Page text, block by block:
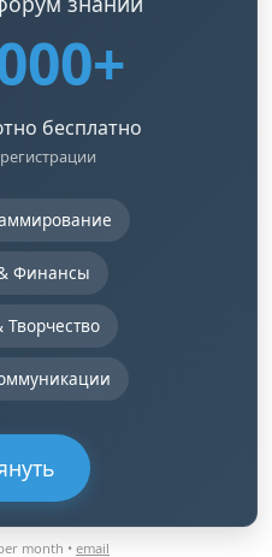
бесплатно
Финансы
month •email